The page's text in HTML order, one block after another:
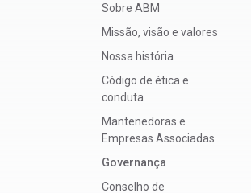
Sobre ABM
Missão, visão e valores
Nossa história
Código de ética e
conduta
Mantenedoras e
Empresas Associadas
Governança
Conselho de